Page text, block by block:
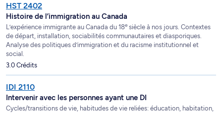
HST 2402
Histoire de l’immigration au Canada
L’expérience immigrante au Canada du 18e siècle à nos jours. Contextes
de départ, installation, sociabilités communautaires et diasporiques.
Analyse des politiques d’immigration et du racisme institutionnel et
social.
3.0 Crédits
IDI 2110
Intervenir avec les personnes ayant une DI
Cycles/transitions de vie, habitudes de vie reliées: éducation, habitation,